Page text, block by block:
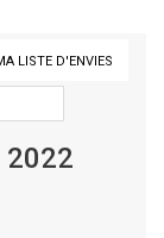
LISTE D'ENVIES
2022